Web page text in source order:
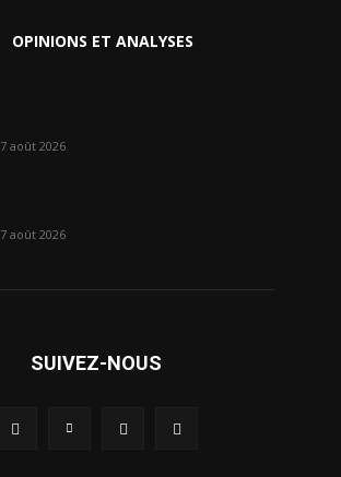
OPINIONS ET ANALYSES
7 août 2026
7 août 2026
SUIVEZ-NOUS